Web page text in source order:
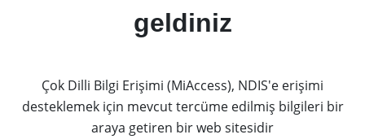
geldiniz
Çok Dilli Bilgi Erişimi (MiAccess), NDIS'e erişimi
desteklemek için mevcut tercüme edilmiş bilgileri bir
araya getiren bir web sitesidir